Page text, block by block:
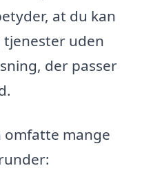
at du kan
uden
der passer
omfatte mange